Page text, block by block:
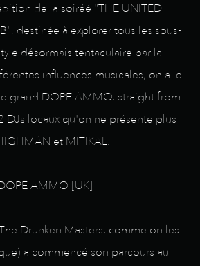
de la soiréé "THE UNITED
destinée à explorer tous les sous-
désormais tentaculaire par la
influences musicales, on a le
grand DOPE AMMO, straight from
DJs locaux qu'on ne présente plus
et MITIKAL.
AMMO [UK]
Drunken Masters, comme on les
a commencé son parcours au